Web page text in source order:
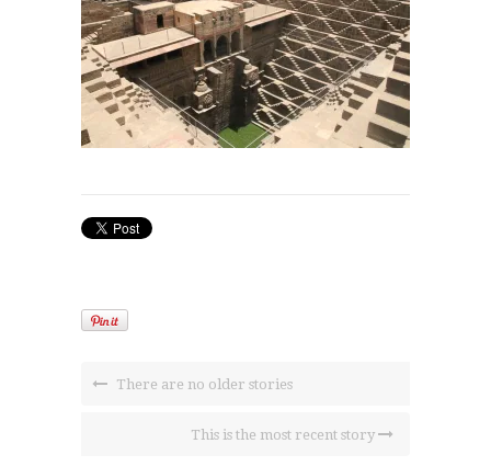
There are no older stories
This is the most recent story